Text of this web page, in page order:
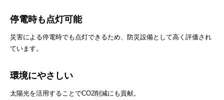
停電時も点灯可能
災害による停電時でも点灯できるため、防災設備として高く評価され
ています。
環境にやさしい
太陽光を活用することでCO2削減にも貢献。